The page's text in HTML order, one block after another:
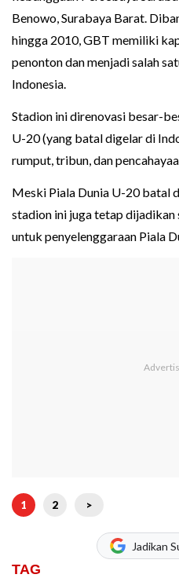
Benowo, Surabaya Barat.
hingga 2010, GBT memiliki
penonton dan menjadi salah
Indonesia.
Stadion ini direnovasi besar-
U-20 (yang batal digelar di
rumput, tribun, dan
Meski Piala Dunia U-20 batal
stadion ini juga tetap dijadikan
untuk penyelenggaraan Piala
1 2 >
Jadikan
TAG